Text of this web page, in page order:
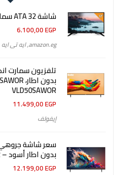
شاشة 32 ATA سمارت- أسود – ATA32HOS
6.100,00EGP
amazon.eg
,ايه تى ايه
VLD50SAWOR
11.499,00EGP
إيفولف
بدون اطار أسود – GLD50SAWORV2
12.199,00EGP